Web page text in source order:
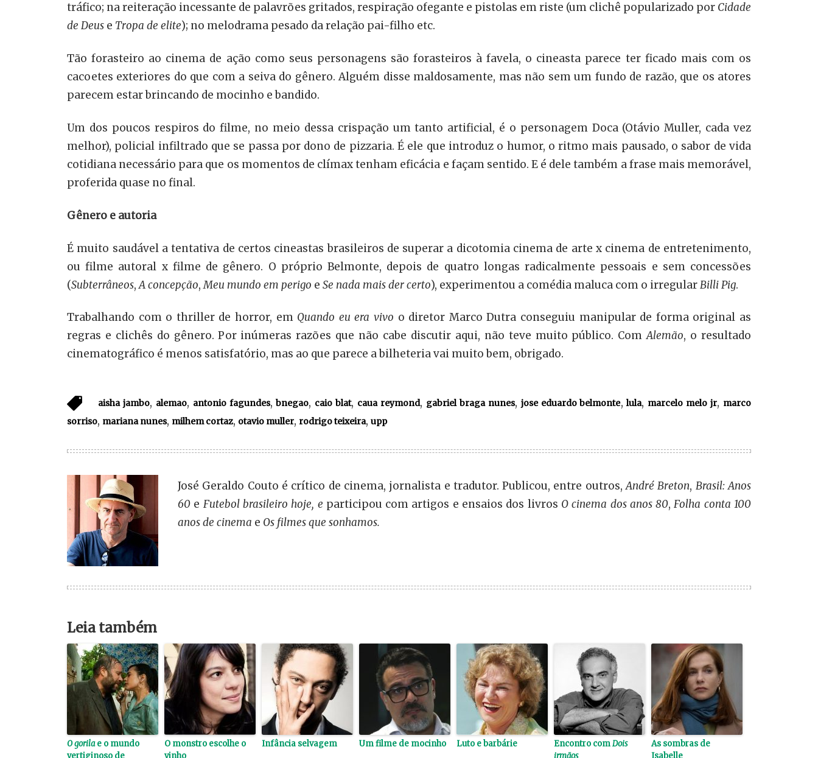
tráfico; na reiteração incessante de palavrões gritados, respiração ofegante e pistolas em riste (um clichê popularizado por Cidade
de Deus e Tropa de elite); no melodrama pesado da relação pai-filho etc.
Tão forasteiro ao cinema de ação como seus personagens são forasteiros à favela, o cineasta parece ter ficado mais com os
cacoetes exteriores do que com a seiva do gênero. Alguém disse maldosamente, mas não sem um fundo de razão, que os atores
parecem estar brincando de mocinho e bandido.
Um dos poucos respiros do filme, no meio dessa crispação um tanto artificial, é o personagem Doca (Otávio Muller, cada vez
melhor), policial infiltrado que se passa por dono de pizzaria. É ele que introduz o humor, o ritmo mais pausado, o sabor de vida
cotidiana necessário para que os momentos de clímax tenham eficácia e façam sentido. E é dele também a frase mais memorável,
proferida quase no final.
Gênero e autoria
É muito saudável a tentativa de certos cineastas brasileiros de superar a dicotomia cinema de arte x cinema de entretenimento,
ou filme autoral x filme de gênero. O próprio Belmonte, depois de quatro longas radicalmente pessoais e sem concessões
(Subterrâneos,A concepção,Meu mundo em perigo e Se nada mais der certo), experimentou a comédia maluca com o irregularBilli Pig.
Trabalhando com o thriller de horror, em Quando eu era vivo o diretor Marco Dutra conseguiu manipular de forma original as
regras e clichês do gênero. Por inúmeras razões que não cabe discutir aqui, não teve muito público. ComAlemão, o resultado
cinematográfico é menos satisfatório, mas ao que parece a bilheteria vai muito bem, obrigado.
aisha jambo, alemao, antonio fagundes,bnegao, caio blat, caua reymond, gabriel braga nunes, jose eduardo belmonte,lula, marcelo melo jr, marco
sorriso, mariana nunes, milhem cortaz, otavio muller, rodrigo teixeira, upp
José Geraldo Couto é crítico de cinema, jornalista e tradutor. Publicou, entre outros,André Breton, Brasil: Anos
60 e Futebol brasileiro hoje, e participou com artigos e ensaios dos livros O cinema dos anos 80,Folha conta 100
anos de cinema e Os filmes que sonhamos.
Leia também
O gorilae o mundo
vertiginoso de
O monstro escolhe o
vinho
Infância selvagem Um filme de mocinho Luto e barbárie Encontro comDois
irmãos
As sombras de
Isabelle